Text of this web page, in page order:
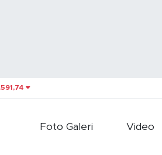
Foto Galeri Video